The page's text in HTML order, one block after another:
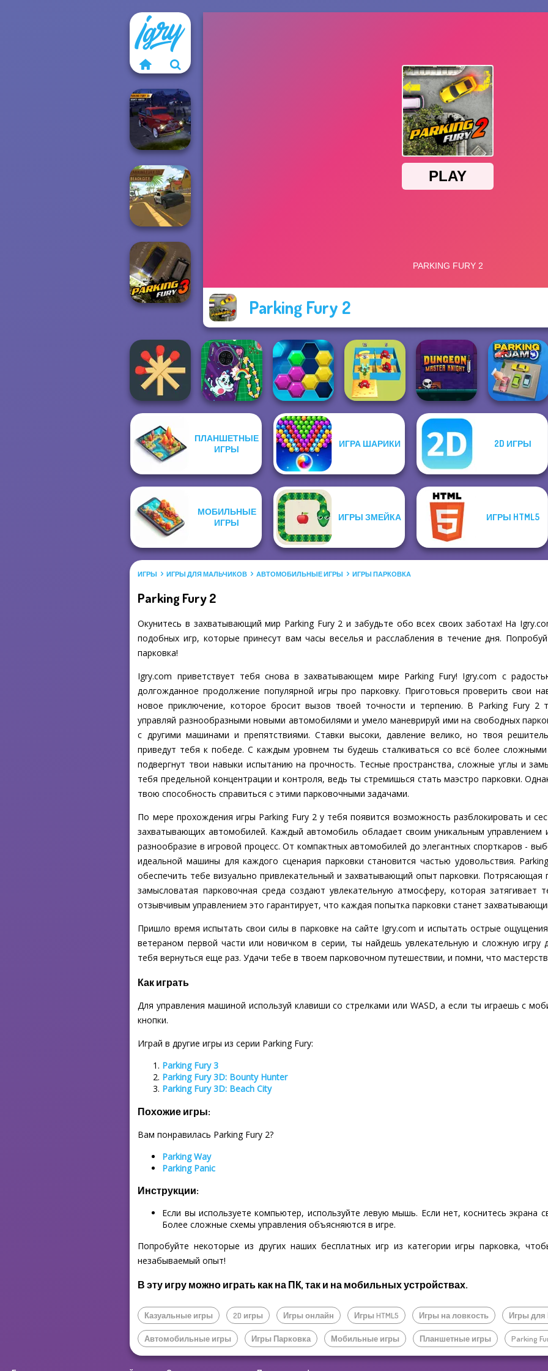
Parking Fury 2
Parking Fury 3D:
Bounty Hunter
Parking Fury 3D:
Beach City
Parking Fury 3
Matchstick
Puzzles
DIY Phone Case
Shop
Puzzle Fever
Alphabet Lore
Dungeon Master
Knight
ПЛАНШЕТНЫЕ
ИГРЫ
ИГРА ШАРИКИ 2D ИГРЫ
МОБИЛЬНЫЕ
ИГРЫ
ИГРЫ ЗМЕЙКА ИГРЫ HTML5
ИГРЫ ИГРЫ ДЛЯ МАЛЬЧИКОВ АВТОМОБИЛЬНЫЕ ИГРЫ ИГРЫ ПАРКОВКА
Parking Fury 2
Окунитесь в захватывающий мир Parking Fury 2 и забудьте обо всех своих заботах! На
подобных игр, которые принесут вам часы веселья и расслабления в течение дня.
парковка!
Igry.com приветствует тебя снова в захватывающем мире Parking Fury! Igry.com с
долгожданное продолжение популярной игры про парковку. Приготовься проверить свои
новое приключение, которое бросит вызов твоей точности и терпению. В Parking Fury 2
управляй разнообразными новыми автомобилями и умело маневрируй ими на свободных
с другими машинами и препятствиями. Ставки высоки, давление велико, но твоя
приведут тебя к победе. С каждым уровнем ты будешь сталкиваться со всё более
подвергнут твои навыки испытанию на прочность. Тесные пространства, сложные углы и
тебя предельной концентрации и контроля, ведь ты стремишься стать маэстро парковки.
твою способность справиться с этими парковочными задачами.
По мере прохождения игры Parking Fury 2 у тебя появится возможность разблокировать и
захватывающих автомобилей. Каждый автомобиль обладает своим уникальным управлением
разнообразие в игровой процесс. От компактных автомобилей до элегантных спорткаров -
идеальной машины для каждого сценария парковки становится частью удовольствия.
обеспечить тебе визуально привлекательный и захватывающий опыт парковки. Потрясающая
замысловатая парковочная среда создают увлекательную атмосферу, которая
отзывчивым управлением это гарантирует, что каждая попытка парковки станет
Пришло время испытать свои силы в парковке на сайте Igry.com и испытать острые
ветераном первой части или новичком в серии, ты найдешь увлекательную и сложную игру
тебя вернуться еще раз. Удачи тебе в твоем парковочном путешествии, и помни, что
Как играть
Для управления машиной используй клавиши со стрелками или WASD, а если ты играешь с
кнопки.
Играй в другие игры из серии Parking Fury:
Parking Fury 3
Parking Fury 3D: Bounty Hunter
Parking Fury 3D: Beach City
Похожие игры:
Вам понравилась Parking Fury 2?
Parking Way
Parking Panic
Инструкции:
Если вы используете компьютер, используйте левую мышь. Если нет, коснитесь экрана
Более сложные схемы управления объясняются в игре.
Попробуйте некоторые из других наших бесплатных игр из категории игры парковка,
незабываемый опыт!
В эту игру можно играть как на ПК, так и на мобильных устройствах.
Казуальные игры 2D игры Игры онлайн Игры HTML5 Игры на ловкость Игры для
Автомобильные игры Игры Парковка Мобильные игры Планшетные игры Parking